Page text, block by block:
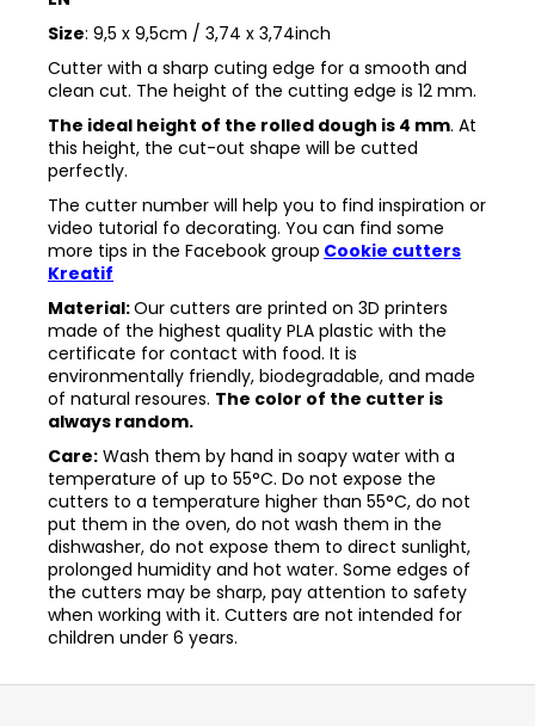
Size: 9,5 x 9,5cm / 3,74 x 3,74inch
Cutter with a sharp cuting edge for a smooth and
clean cut. The height of the cutting edge is 12 mm.
The ideal height of the rolled dough is 4 mm. At
this height, the cut-out shape will be cutted
perfectly.
The cutter number will help you to find inspiration or
video tutorial fo decorating. You can find some
more tips in the Facebook group Cookie cutters
Kreatif
Material:Our cutters are printed on 3D printers
made of the highest quality PLA plastic with the
certificate for contact with food. It is
environmentally friendly, biodegradable, and made
of natural resoures. The color of the cutter is
always random.
Care: Wash them by hand in soapy water with a
temperature of up to 55°C. Do not expose the
cutters to a temperature higher than 55°C, do not
put them in the oven, do not wash them in the
dishwasher, do not expose them to direct sunlight,
prolonged humidity and hot water. Some edges of
the cutters may be sharp, pay attention to safety
when working with it. Cutters are not intended for
children under 6 years.
Z